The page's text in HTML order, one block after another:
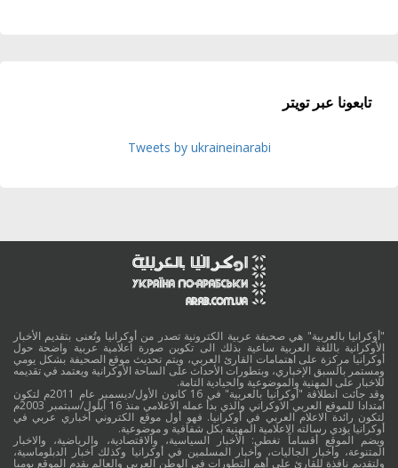
تابعونا عبر تويتر
Tweets by ukraineinarabi
"أوكرانيا بالعربية" هي صحيفة عربية الكترونية تصدر من أوكرانيا وتُعنى بتقديم الأخبار
الأوكرانية باللغة العربية ساعية بذلك الى تكوين صورة اعلامية عربية واضحة حول
أوكرانيا مركزة على اهتمامات القارئ العربي، ويتم تحديث موقع الصحيفة بشكل يومي
ومستمر بالسبق الإخباري، وبتطورات الأحداث على الساحة الأوكرانية ويعتمد في تقديمه
للاخبار على المهنية والموضوعية والحيادية التامة.
وقد جائت انطلاقة "أوكرانيا بالعربية" في 16 كانون الأول/ديسمبر عام 2011م لتكون
امتدادا للموقع العربي الاوكراني والذي بدأ عمله الاعلامي منذ 16 أيلول/سبتمبر 2003م
لتكون رائدة الاعلام العربي في أوكرانيا. فهو أول موقع الكتروني أخباري عربي في
أوكرانيا يؤدي رسالته الاعلامية المهنية بكل شفافية و موضوعية.
ويضم الموقع أقساماً تغطي: الأخبار السياسية، والاقتصادية، والرياضية، والاخبار
المتنوعة، وأخبار الجاليات، وأخبار المسلمين في أوكرانيا وكذلك أخبار الدبلوماسية،
ولتقديم نافذة للقارئ على أهم التطورات في الوطن العربي والعالم يقدم الموقع يوميا